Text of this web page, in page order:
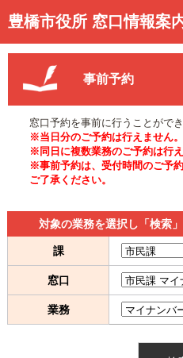
豊橋市役所 窓口情報案
トップページ
事前予約
予約状況確認
窓口混雑状況
待ち状況確認
交付状況確認
メール通知登録
混雑予想カレンダー
事前予約
窓口予約を事前に行うことができ
※当日分のご予約は行えません。
※同日に複数業務のご予約は行え
※事前予約は、受付時間のご予
ご了承ください。
対象の業務を選択し「検索
課
窓口
業務